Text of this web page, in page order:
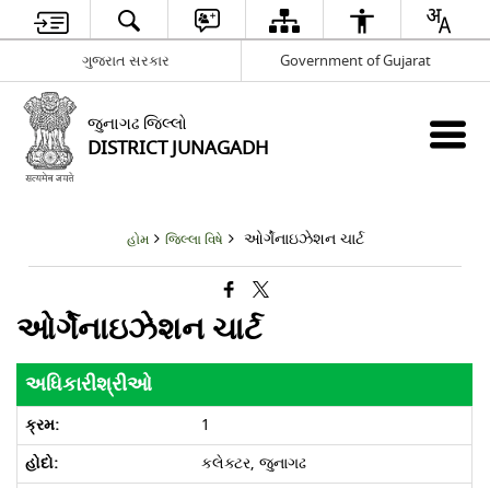
ગુજરાત સરકાર Government of Gujarat
જુનાગઢ જિલ્લો
DISTRICT JUNAGADH
હોમ જિલ્લા વિષે ઓર્ગેનાઇઝેશન ચાર્ટ
ઓર્ગેનાઇઝેશન ચાર્ટ
અધિકારીશ્રીઓ
1
કલેક્ટર, જુનાગઢ